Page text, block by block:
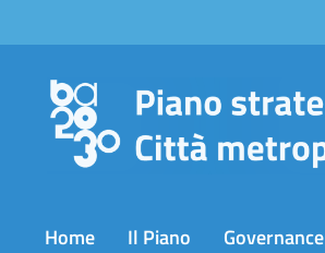
al
contenuto
Home Il Piano Governance